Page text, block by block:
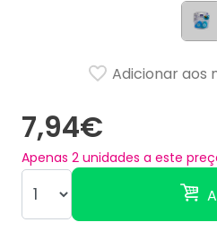
7,94€
Apenas 2 unidades a este
Adicionar aos